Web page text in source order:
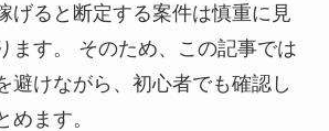
げると断定する案件は慎重に見
ます。 そのため、この記事では
避けながら、初心者でも確認し
めます。